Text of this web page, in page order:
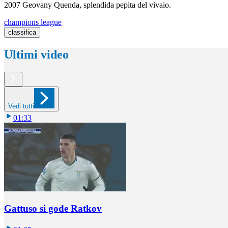
2007 Geovany Quenda, splendida pepita del vivaio.
champions league
classifica
Ultimi video
Vedi tutti
01:33
Gattuso si gode Ratkov